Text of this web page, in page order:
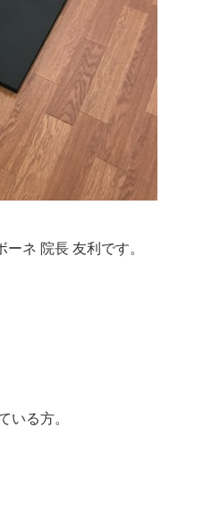
ネ 院長 友利です。
いる方。